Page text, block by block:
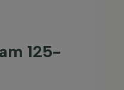
125-